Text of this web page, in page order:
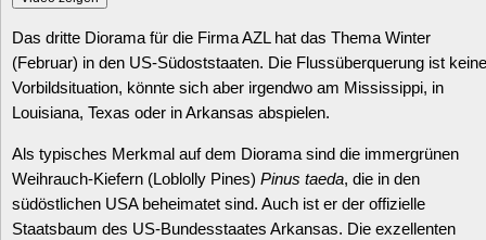
Kontakt zum Spur Z Atelier
Impressum
Z-Links
Datenschutzerklärung
Das dritte Diorama für die Firma AZL hat das Thema Winter
(Februar) in den US-Südoststaaten. Die Flussüberquerung ist keine
Vorbildsituation, könnte sich aber irgendwo am Mississippi, in
Louisiana, Texas oder in Arkansas abspielen.
Als typisches Merkmal auf dem Diorama sind die immergrünen
Weihrauch-Kiefern (Loblolly Pines) Pinus taeda, die in den
südöstlichen USA beheimatet sind. Auch ist er der offizielle
Staatsbaum des US-Bundesstaates Arkansas. Die exzellenten